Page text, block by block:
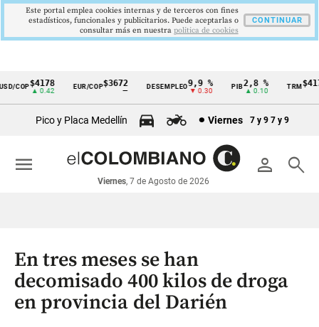
Cintillo
económicos
Colombia
COP$4178
▲ 0.42
EUR/COP$3672 DESEMPLEO 9,9 %
▼ 0.30
PIB2,8 %
▲ 0.10
TRM
Pico y Placa Medellín Viernes 7 y 9 7 y 9
person search
Viernes, 7 de Agosto de 2026
menu
En tres meses se han
decomisado 400 kilos de droga
en provincia del Darién
Este portal emplea cookies internas y de terceros con fines
estadísticos, funcionales y publicitarios. Puede aceptarlas o
consultar más en nuestra politica de cookies
CONTINUAR